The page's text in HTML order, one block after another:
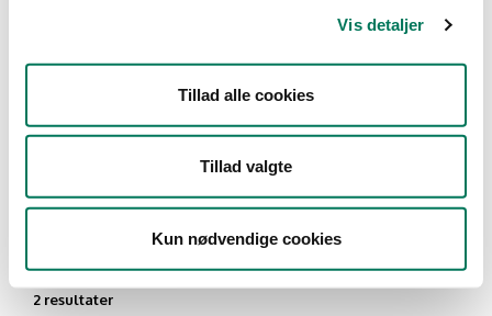
Vis detaljer
Tillad alle cookies
Tillad valgte
Kun nødvendige cookies
2 resultater
År Måned